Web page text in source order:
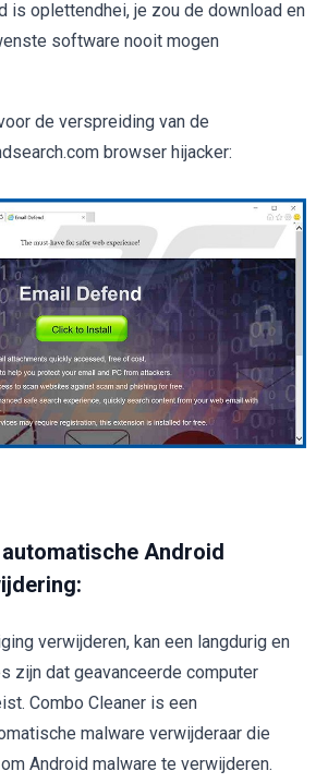
is oplettendhei, je zou de download en
software nooit mogen
de verspreiding van de
browser hijacker:
Android
verwijderen, kan een langdurig en
zijn dat geavanceerde computer
Combo Cleaner is een
malware verwijderaar die
Android malware te verwijderen.